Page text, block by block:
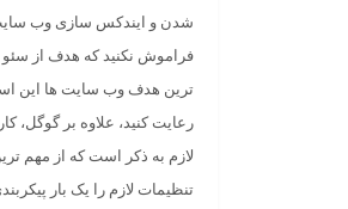
شدن و ایندکس سازی وب
فراموش نکنید که هدف از
ترین هدف وب سایت ها این
رعایت کنید، علاوه بر گوگل،
لازم به ذکر است که از مهم
تنظیمات لازم را یک بار